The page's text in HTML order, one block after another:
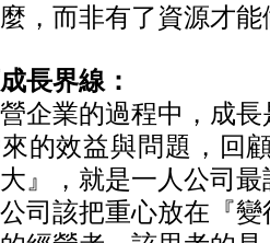
，而非有了資源才能
長界線：
企業的過程中，成
的效益與問題，回
大』，就是一人公司最
司該把重心放在『